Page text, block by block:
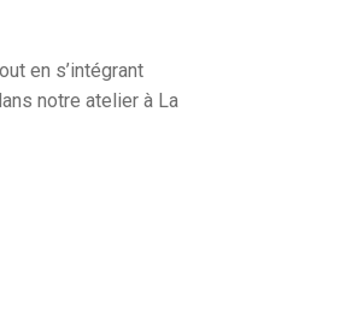
en s’intégrant
notre atelier à La